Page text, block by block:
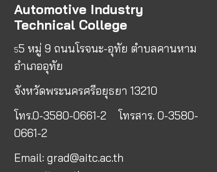
Automotive Industry
Technical College
55 หมู่ 9 ถนนโรจนะ-อุทัย ตำบลคานหาม
อำเภออุทัย
จังหวัดพระนครศรีอยุธยา 13210
โทร.0-3580-0661-2 โทรสาร. 0-3580-
0661-2
Email: grad@aitc.ac.th